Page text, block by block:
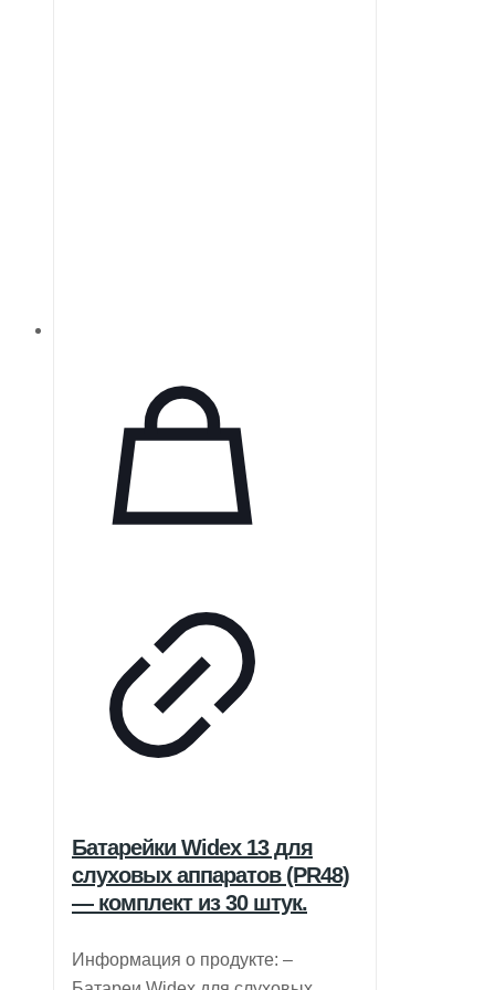
Батарейки Widex 13 для
слуховых аппаратов (PR48)
— комплект из 30 штук.
Информация о продукте: –